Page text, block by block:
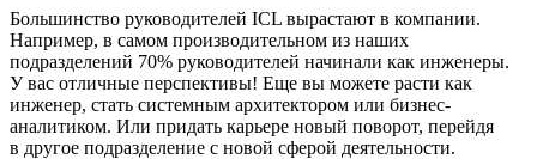
Большинство руководителей ICL вырастают в компании.
Например, в самом производительном из наших
подразделений 70% руководителей начинали как инженеры.
У вас отличные перспективы! Еще вы можете расти как
инженер, стать системным архитектором или бизнес-
аналитиком. Или придать карьере новый поворот, перейдя
в другое подразделение с новой сферой деятельности.